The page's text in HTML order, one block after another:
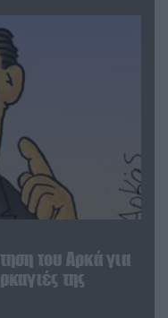
του Αρκά για
της